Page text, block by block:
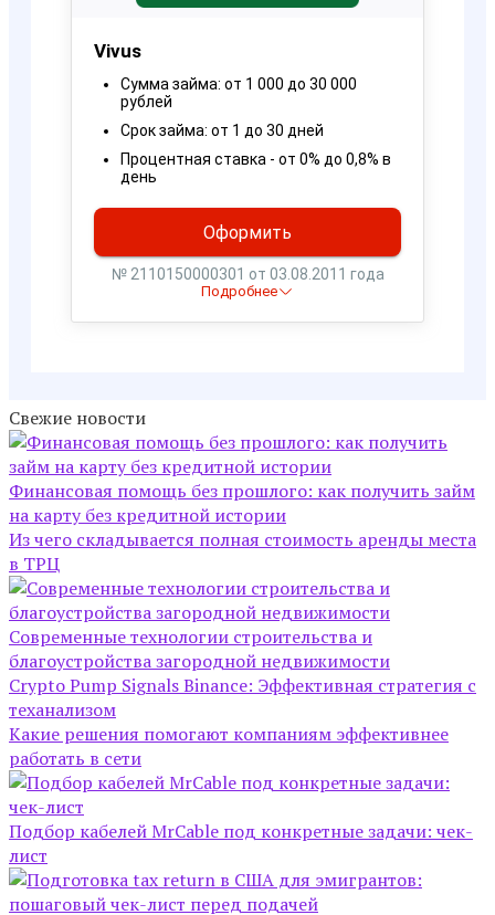
Свежие новости
Финансовая помощь без прошлого: как получить займ
на карту без кредитной истории
Из чего складывается полная стоимость аренды места
в ТРЦ
Современные технологии строительства и
благоустройства загородной недвижимости
Crypto Pump Signals Binance: Эффективная стратегия с
теханализом
Какие решения помогают компаниям эффективнее
работать в сети
Подбор кабелей MrCable под конкретные задачи: чек-
лист